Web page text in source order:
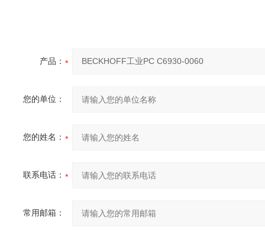
产品：
您的单位：
您的姓名：
联系电话：
常用邮箱：